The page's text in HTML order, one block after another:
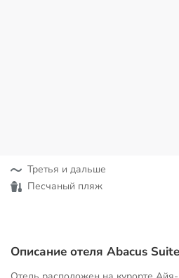
Третья и дальше
Песчаный пляж
Описание отеля Abacus